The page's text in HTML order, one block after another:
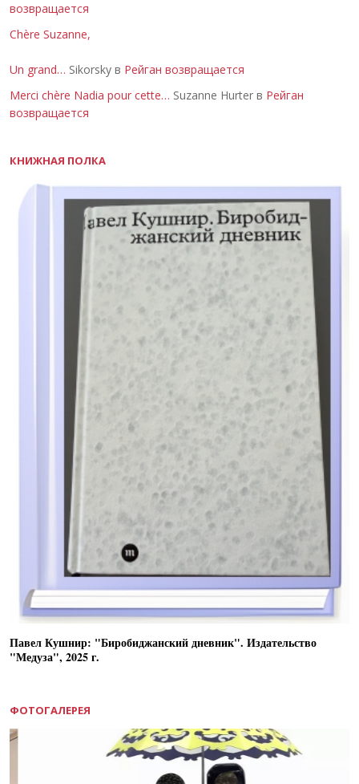
возвращается
Chère Suzanne,
Un grand… Sikorsky в Рейган возвращается
Merci chère Nadia pour cette… Suzanne Hurter в Рейган
возвращается
КНИЖНАЯ ПОЛКА
Павел Кушнир: "Биробиджанский дневник". Издательство
"Медуза", 2025 г.
ФОТОГАЛЕРЕЯ